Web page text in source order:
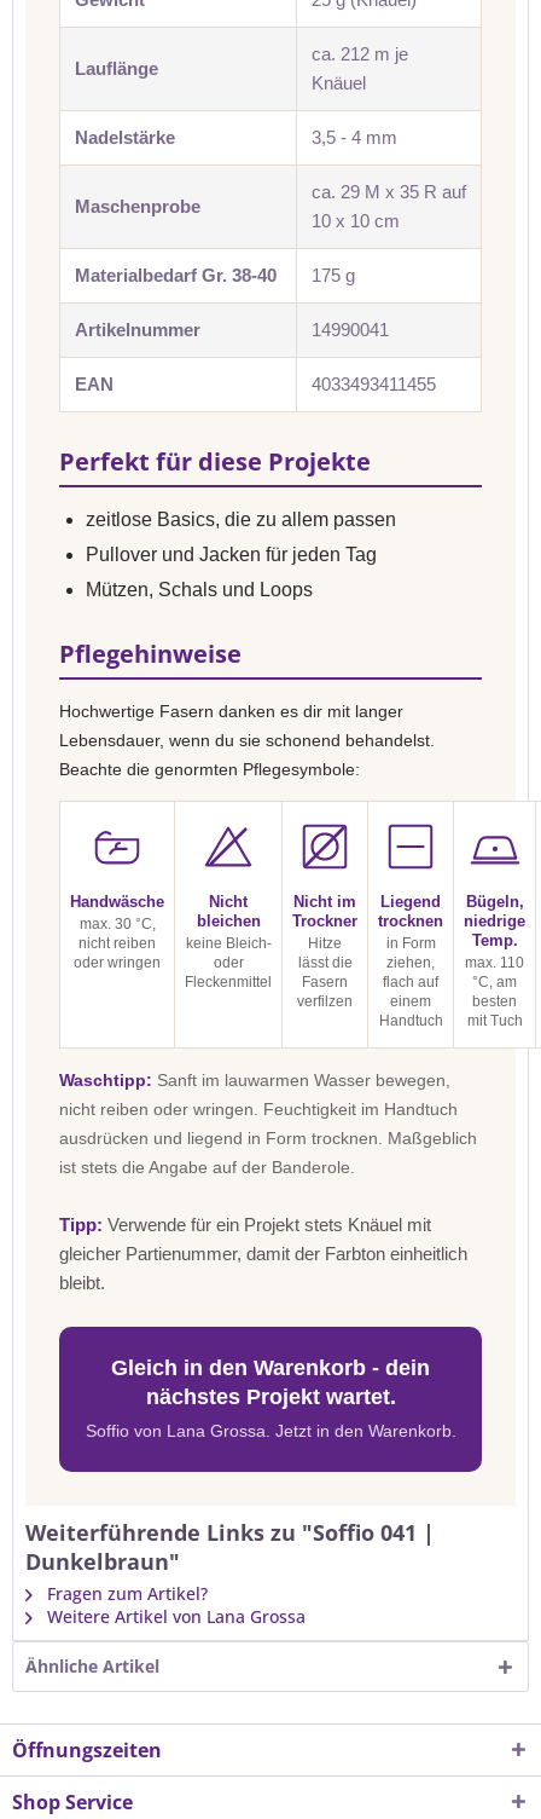
Lauflänge
ca. 212 m je
Knäuel
Nadelstärke 3,5 - 4 mm
Maschenprobe
ca. 29 M x 35 R auf
10 x 10 cm
Materialbedarf Gr. 38-40 175 g
Artikelnummer 14990041
EAN 4033493411455
Perfekt für diese Projekte
zeitlose Basics, die zu allem passen
Pullover und Jacken für jeden Tag
Mützen, Schals und Loops
Pflegehinweise
Hochwertige Fasern danken es dir mit langer
Lebensdauer, wenn du sie schonend behandelst.
Beachte die genormten Pflegesymbole:
Handwäsche
max. 30 °C,
nicht reiben
oder wringen
Nicht
bleichen
keine Bleich-
oder
Fleckenmittel
Nicht im
Trockner
Hitze
lässt die
Fasern
verfilzen
Liegend
trocknen
in Form
ziehen,
flach auf
einem
Handtuch
Bügeln,
niedrige
Temp.
max. 110
°C, am
besten
mit Tuch
Waschtipp: Sanft im lauwarmen Wasser bewegen,
nicht reiben oder wringen. Feuchtigkeit im Handtuch
ausdrücken und liegend in Form trocknen. Maßgeblich
ist stets die Angabe auf der Banderole.
Tipp: Verwende für ein Projekt stets Knäuel mit
gleicher Partienummer, damit der Farbton einheitlich
bleibt.
Gleich in den Warenkorb - dein
nächstes Projekt wartet.
Soffio von Lana Grossa. Jetzt in den Warenkorb.
Weiterführende Links zu "Soffio 041 |
Dunkelbraun"
Fragen zum Artikel?
Weitere Artikel von Lana Grossa
Ähnliche Artikel
Öffnungszeiten
Shop Service